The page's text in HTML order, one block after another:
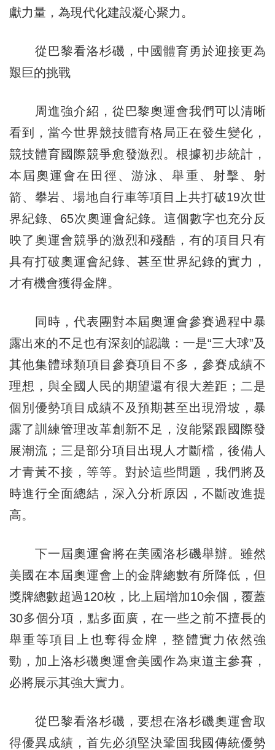
獻力量，為現代化建設凝心聚力。
從巴黎看洛杉磯，中國體育勇於迎接更為
艱巨的挑戰
周進強介紹，從巴黎奧運會我們可以清晰
看到，當今世界競技體育格局正在發生變化，
競技體育國際競爭愈發激烈。根據初步統計，
本屆奧運會在田徑、游泳、舉重、射擊、射
箭、攀岩、場地自行車等項目上共打破19次世
界紀錄、65次奧運會紀錄。這個數字也充分反
映了奧運會競爭的激烈和殘酷，有的項目只有
具有打破奧運會紀錄、甚至世界紀錄的實力，
才有機會獲得金牌。
同時，代表團對本屆奧運會參賽過程中暴
露出來的不足也有深刻的認識：一是“三大球”及
其他集體球類項目參賽項目不多，參賽成績不
理想，與全國人民的期望還有很大差距；二是
個別優勢項目成績不及預期甚至出現滑坡，暴
露了訓練管理改革創新不足，沒能緊跟國際發
展潮流；三是部分項目出現人才斷檔，後備人
才青黃不接，等等。對於這些問題，我們將及
時進行全面總結，深入分析原因，不斷改進提
高。
下一屆奧運會將在美國洛杉磯舉辦。雖然
美國在本屆奧運會上的金牌總數有所降低，但
獎牌總數超過120枚，比上屆增加10余個，覆蓋
30多個分項，點多面廣，在一些之前不擅長的
舉重等項目上也奪得金牌，整體實力依然強
勁，加上洛杉磯奧運會美國作為東道主參賽，
必將展示其強大實力。
從巴黎看洛杉磯，要想在洛杉磯奧運會取
得優異成績，首先必須堅決鞏固我國傳統優勢